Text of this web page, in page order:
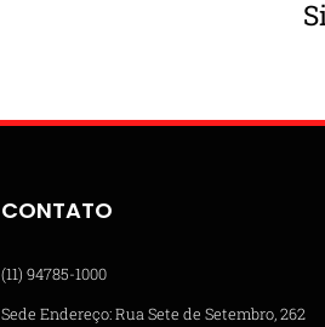
CONTATO
(11) 94785-1000
Sede Endereço: Rua Sete de Setembro, 262